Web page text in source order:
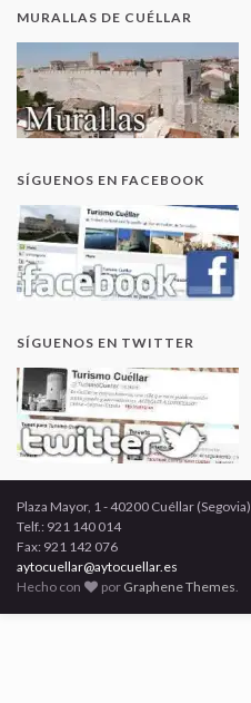
MURALLAS DE CUÉLLAR
SÍGUENOS EN FACEBOOK
SÍGUENOS EN TWITTER
Plaza Mayor, 1 - 40200 Cuéllar (Segovia)
Telf.: 921 140 014
Fax: 921 142 076
aytocuellar@aytocuellar.es
Hecho con
por Graphene Themes.